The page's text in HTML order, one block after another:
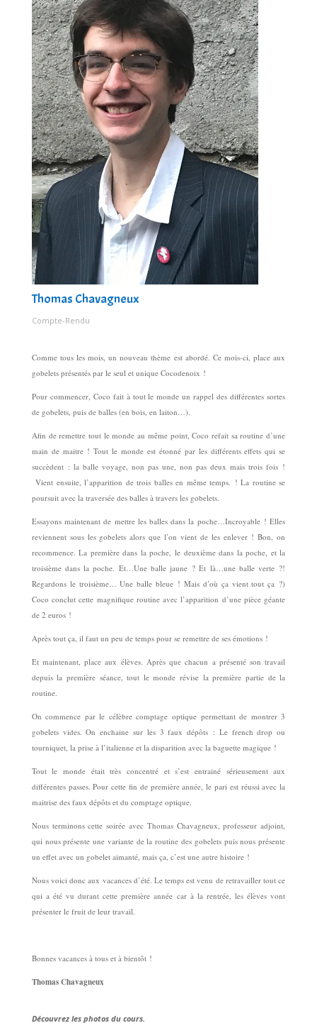
Thomas Chavagneux
Compte-Rendu
Comme tous les mois, un nouveau thème est abordé. Ce mois-ci, place aux
gobelets présentés par le seul et unique Cocodenoix !
Pour commencer, Coco fait à tout le monde un rappel des différentes sortes
de gobelets, puis de balles (en bois, en laiton…).
Afin de remettre tout le monde au même point, Coco refait sa routine d’une
main de maitre ! Tout le monde est étonné par les différents effets qui se
succèdent : la balle voyage, non pas une, non pas deux mais trois fois !
Vient ensuite, l’apparition de trois balles en même temps. ! La routine se
poursuit avec la traversée des balles à travers les gobelets.
Essayons maintenant de mettre les balles dans la poche…Incroyable ! Elles
reviennent sous les gobelets alors que l’on vient de les enlever ! Bon, on
recommence. La première dans la poche, le deuxième dans la poche, et la
troisième dans la poche. Et…Une balle jaune ? Et là…une balle verte ?!
Regardons le troisième… Une balle bleue ! Mais d’où ça vient tout ça ?)
Coco conclut cette magnifique routine avec l’apparition d’une pièce géante
de 2 euros !
Après tout ça, il faut un peu de temps pour se remettre de ses émotions !
Et maintenant, place aux élèves. Après que chacun a présenté son travail
depuis la première séance, tout le monde révise la première partie de la
routine.
On commence par le célèbre comptage optique permettant de montrer 3
gobelets vides. On enchaine sur les 3 faux dépôts : Le french drop ou
tourniquet, la prise à l’italienne et la disparition avec la baguette magique !
Tout le monde était très concentré et s’est entrainé sérieusement aux
différentes passes. Pour cette fin de première année, le pari est réussi avec la
maitrise des faux dépôts et du comptage optique.
Nous terminons cette soirée avec Thomas Chavagneux, professeur adjoint,
qui nous présente une variante de la routine des gobelets puis nous présente
un effet avec un gobelet aimanté, mais ça, c’est une autre histoire !
Nous voici donc aux vacances d’été. Le temps est venu de retravailler tout ce
qui a été vu durant cette première année car à la rentrée, les élèves vont
présenter le fruit de leur travail.
Bonnes vacances à tous et à bientôt !
Thomas Chavagneux
Découvrez les photos du cours.